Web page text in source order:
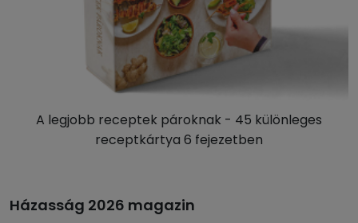
A legjobb receptek pároknak - 45 különleges
receptkártya 6 fejezetben
Házasság 2026 magazin